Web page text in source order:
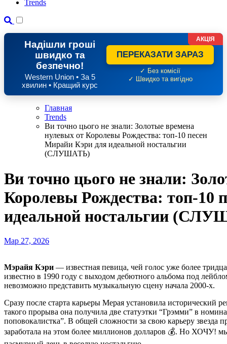
Trends
Надішли гроші
швидко та
безпечно!
Western Union • За 5
хвилин • Кращий курс
ПЕРЕКАЗАТИ ЗАРАЗ
✓ Без комісії
✓ Швидко та вигідно
АКЦІЯ
Главная
Trends
Ви точно цього не знали: Золотые времена
нулевых от Королевы Рождества: топ-10 песен
Мирайи Кэри для идеальной ностальгии
(СЛУШАТЬ)
Ви точно цього не знали:
Королевы Рождества: топ-10
идеальной ностальгии
Мар 27, 2026
Мэрайя Кэри — известная певица, чей голос уже более
известно в 1990 году с выходом дебютного альбома под
невозможно представить музыкальную сцену начала 2000-х.
Сразу после старта карьеры Мерая установила исторический
такого прорыва она получила две статуэтки “Грэмми” в
поповокалистка”. В общей сложности за свою карьеру звезда
заработала на этом более миллионов долларов 💰. Но ХОЧУ!